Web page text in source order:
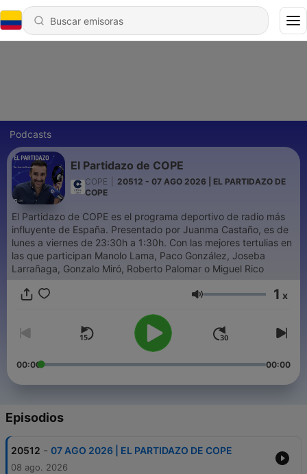
Podcasts
El Partidazo de COPE
COPE
20512 - 07 AGO 2026 | EL PARTIDAZO DE
COPE
El Partidazo de COPE es el programa deportivo de radio más
influyente de España. Presentado por Juanma Castaño, es de
lunes a viernes de 23:30h a 1:30h. Con las mejores tertulias en
las que participan Manolo Lama, Paco González, Joseba
Larrañaga, Gonzalo Miró, Roberto Palomar o Miguel Rico
Volumen 1 x
00:00 00:00
Episodios
20512 - 07 AGO 2026 | EL PARTIDAZO DE COPE
08 ago. 2026